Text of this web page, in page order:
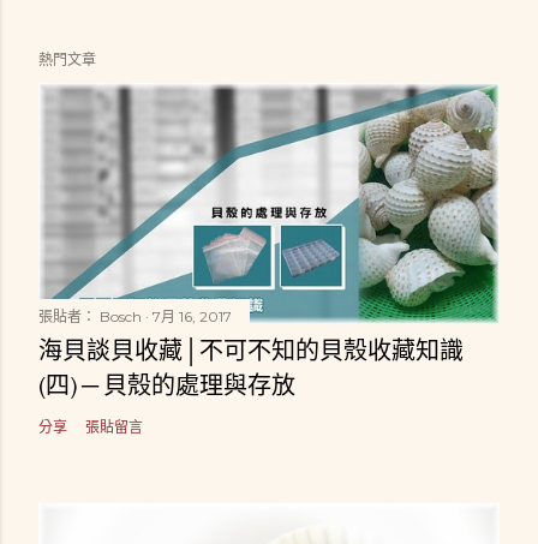
熱門文章
張貼者： Bosch 7月 16, 2017
海貝談貝收藏│不可不知的貝殼收藏知識
(四) ─ 貝殼的處理與存放
分享 張貼留言